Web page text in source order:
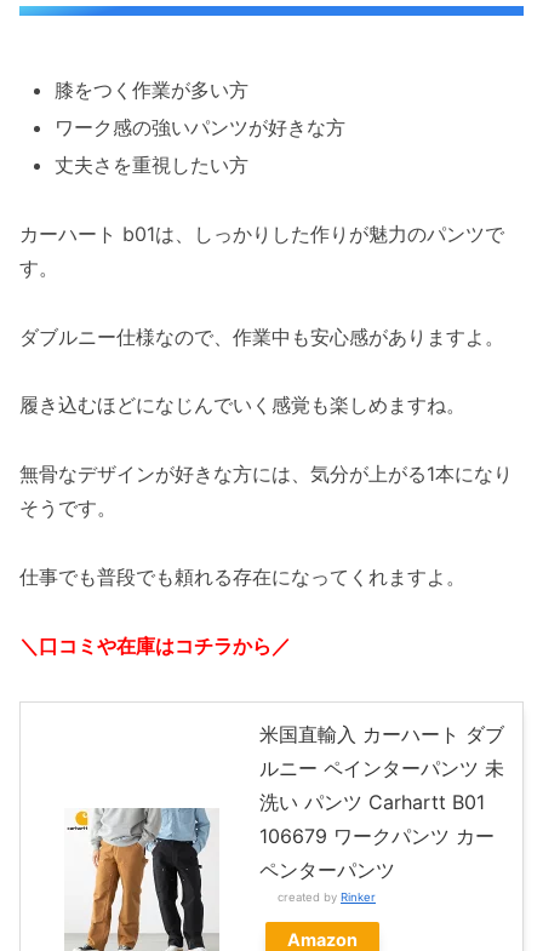
膝をつく作業が多い方
ワーク感の強いパンツが好きな方
丈夫さを重視したい方
カーハート b01は、しっかりした作りが魅力のパンツで
す。
ダブルニー仕様なので、作業中も安心感がありますよ。
履き込むほどになじんでいく感覚も楽しめますね。
無骨なデザインが好きな方には、気分が上がる1本になり
そうです。
仕事でも普段でも頼れる存在になってくれますよ。
＼口コミや在庫はコチラから／
米国直輸入 カーハート ダブ
ルニー ペインターパンツ 未
洗い パンツ Carhartt B01
106679 ワークパンツ カー
ペンターパンツ
created by Rinker
Amazon